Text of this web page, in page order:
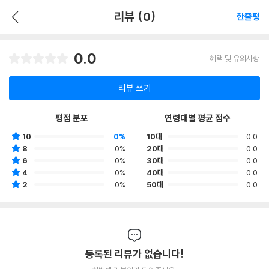
리뷰 (0) 한줄평
0.0 혜택 및 유의사항
리뷰 쓰기
평점 분포
10
0%
8
0%
6
0%
4
0%
2
0%
연령대별 평균 점수
10대
0.0
20대
0.0
30대
0.0
40대
0.0
50대
0.0
등록된 리뷰가 없습니다!